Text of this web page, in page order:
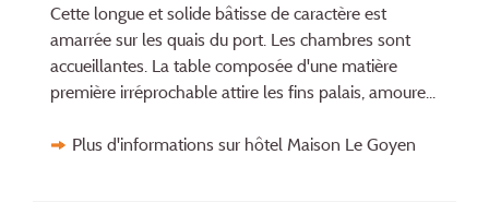
Cette longue et solide bâtisse de caractère est
amarrée sur les quais du port. Les chambres sont
accueillantes. La table com­po­sée d'une matière
première irré­prochable attire les fins palais, amoure...
Plus d'informations sur hôtel Maison Le Goyen